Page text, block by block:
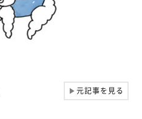
▶元記事を見る